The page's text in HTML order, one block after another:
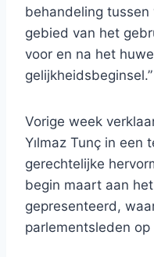
behandeling
gebied van het
voor en na het
gelijkheidsbeginsel.”
Vorige week
Yılmaz Tunç in
gerechtelijke
begin maart aan
gepresenteerd,
parlementsleden